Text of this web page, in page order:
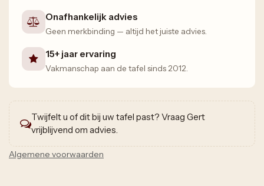
Onafhankelijk advies
Geen merkbinding — altijd het juiste advies.
15+ jaar ervaring
Vakmanschap aan de tafel sinds 2012.
Twijfelt u of dit bij uw tafel past? Vraag Gert
vrijblijvend om advies.
Algemene voorwaarden